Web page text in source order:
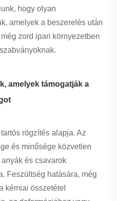
hogy olyan
amelyek a beszerelés után
zord ipari környezetben
amelyek támogatják a
rögzítés alapja. Az
és minősége közvetlen
és csavarok
Feszültség hatására, még
kémiai összetétel